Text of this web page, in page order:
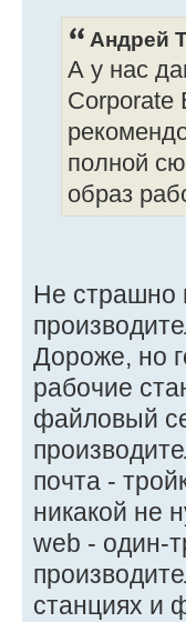
Андрей
А у нас
Corporate
полной
образ
Не страшно
Дороже, но
рабочие
файловый
почта -
никакой не
web - один-
станциях и